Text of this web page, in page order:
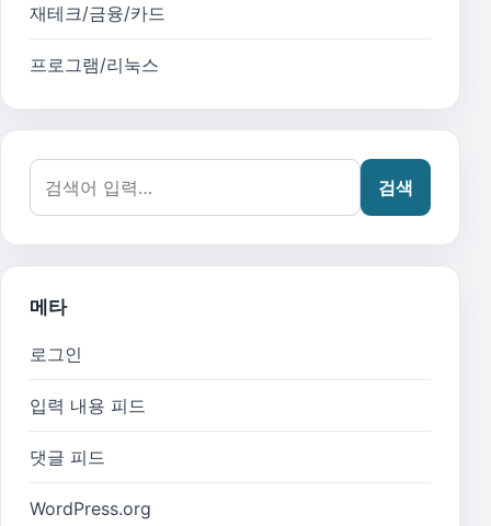
재테크/금융/카드
프로그램/리눅스
검색어:
검색
메타
로그인
입력 내용 피드
댓글 피드
WordPress.org